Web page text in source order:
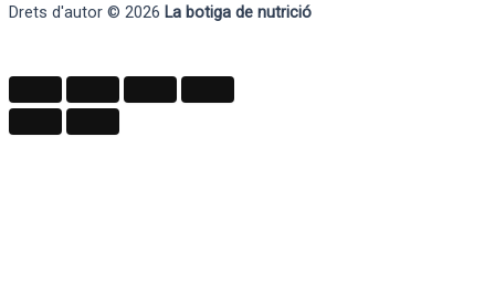
Drets d'autor © 2026 La botiga de nutrició